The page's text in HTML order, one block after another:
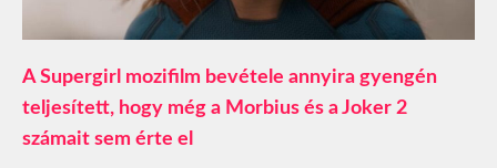
A Supergirl mozifilm bevétele annyira gyengén
teljesített, hogy még a Morbius és a Joker 2
számait sem érte el